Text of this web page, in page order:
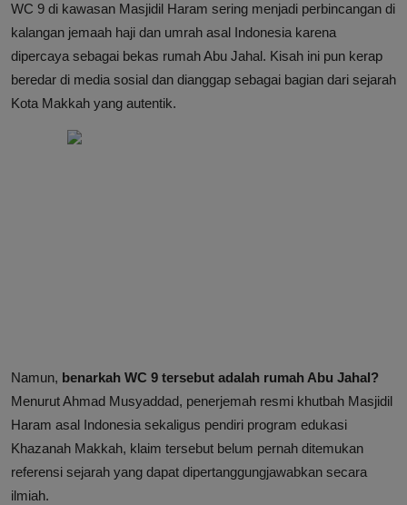
WC 9 di kawasan Masjidil Haram sering menjadi perbincangan di
kalangan jemaah haji dan umrah asal Indonesia karena
dipercaya sebagai bekas rumah Abu Jahal. Kisah ini pun kerap
beredar di media sosial dan dianggap sebagai bagian dari sejarah
Kota Makkah yang autentik.
Namun, benarkah WC 9 tersebut adalah rumah Abu Jahal?
Menurut Ahmad Musyaddad, penerjemah resmi khutbah Masjidil
Haram asal Indonesia sekaligus pendiri program edukasi
Khazanah Makkah, klaim tersebut belum pernah ditemukan
referensi sejarah yang dapat dipertanggungjawabkan secara
ilmiah.